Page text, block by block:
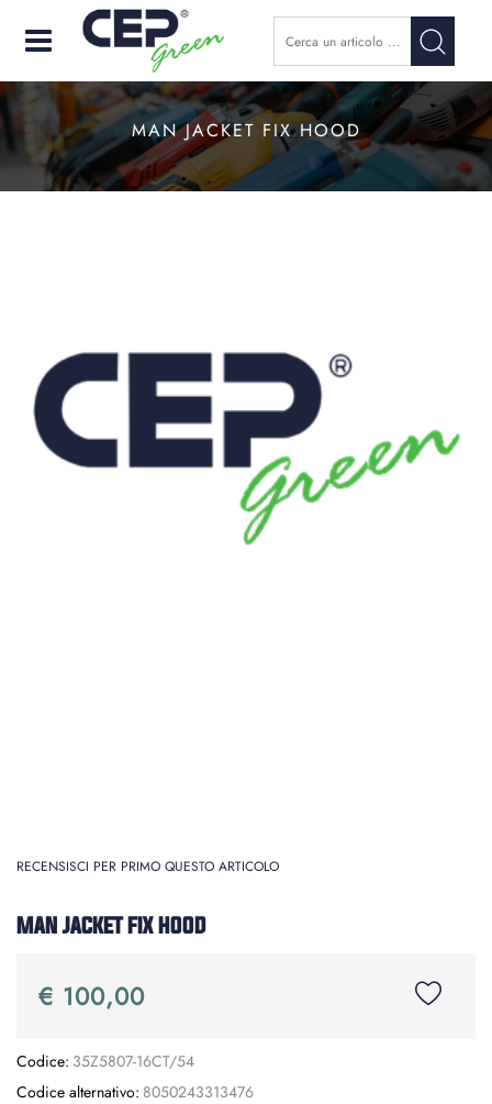
Open
MAN JACKET FIX HOOD
RECENSISCI PER PRIMO QUESTO ARTICOLO
MAN JACKET FIX HOOD
€ 100,00
Codice: 35Z5807-16CT/54
Codice alternativo: 8050243313476